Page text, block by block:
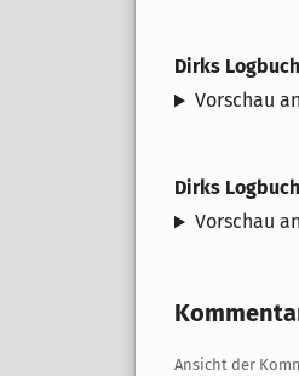
Dirks Logbuch
Vorschau
Dirks Logbuch
Vorschau
Ansicht der